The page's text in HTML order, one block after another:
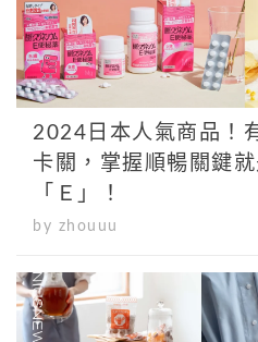
2024日本人氣商品！
卡關，掌握順暢關鍵
「Ｅ」！
by zhouuu